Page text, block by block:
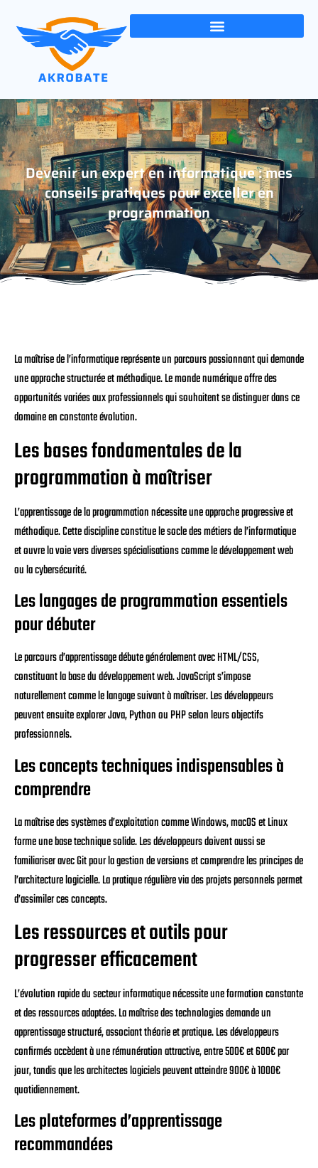
Devenir un expert en informatique : mes
conseils pratiques pour exceller en
programmation
La maîtrise de l’informatique représente un parcours passionnant qui demande
une approche structurée et méthodique. Le monde numérique offre des
opportunités variées aux professionnels qui souhaitent se distinguer dans ce
domaine en constante évolution.
Les bases fondamentales de la
programmation à maîtriser
L’apprentissage de la programmation nécessite une approche progressive et
méthodique. Cette discipline constitue le socle des métiers de l’informatique
et ouvre la voie vers diverses spécialisations comme le développement web
ou la cybersécurité.
Les langages de programmation essentiels
pour débuter
Le parcours d’apprentissage débute généralement avec HTML/CSS,
constituant la base du développement web. JavaScript s’impose
naturellement comme le langage suivant à maîtriser. Les développeurs
peuvent ensuite explorer Java, Python ou PHP selon leurs objectifs
professionnels.
Les concepts techniques indispensables à
comprendre
La maîtrise des systèmes d’exploitation comme Windows, macOS et Linux
forme une base technique solide. Les développeurs doivent aussi se
familiariser avec Git pour la gestion de versions et comprendre les principes de
l’architecture logicielle. La pratique régulière via des projets personnels permet
d’assimiler ces concepts.
Les ressources et outils pour
progresser efficacement
L’évolution rapide du secteur informatique nécessite une formation constante
et des ressources adaptées. La maîtrise des technologies demande un
apprentissage structuré, associant théorie et pratique. Les développeurs
confirmés accèdent à une rémunération attractive, entre 500€ et 600€ par
jour, tandis que les architectes logiciels peuvent atteindre 900€ à 1000€
quotidiennement.
Les plateformes d’apprentissage
recommandées